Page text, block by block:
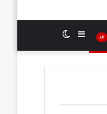
تازہ Switch
skin
Sidebar